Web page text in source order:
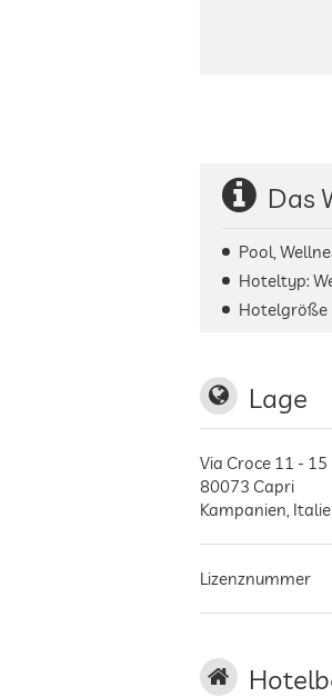
Das
Pool,
Hoteltyp:
Hotelgröße
Lage
Via Croce 11 - 15
80073 Capri
Kampanien,
Lizenznummer